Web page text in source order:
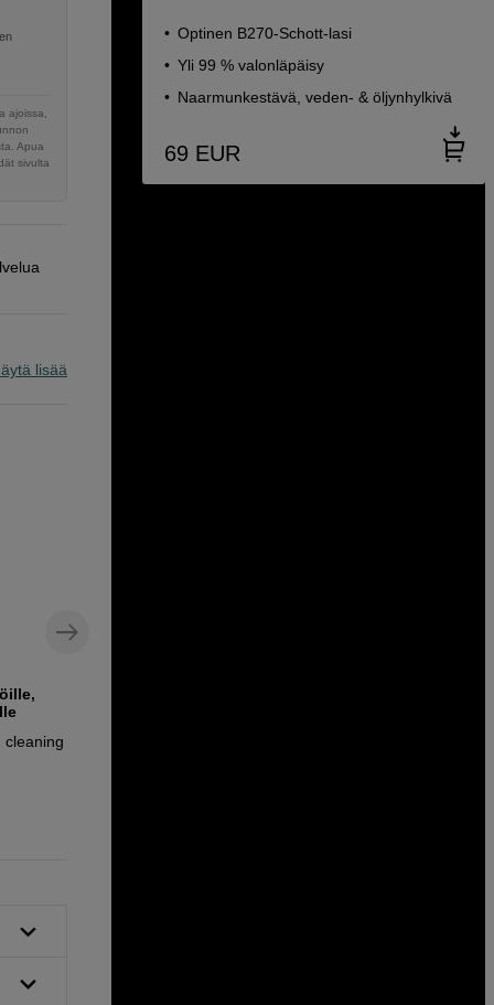
ajoissa,
Apua
sivulta
lisää
wipes
Optinen B270-Schott-lasi
Yli 99 % valonläpäisy
Naarmunkestävä, veden- & öljynhylkivä
69 EUR